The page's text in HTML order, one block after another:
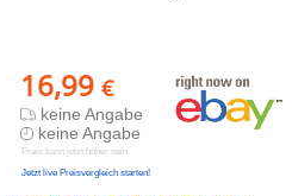
16,99 €
keine Angabe
keine Angabe
Preis kann jetzt höher sein
Jetzt live Preisvergleich starten!